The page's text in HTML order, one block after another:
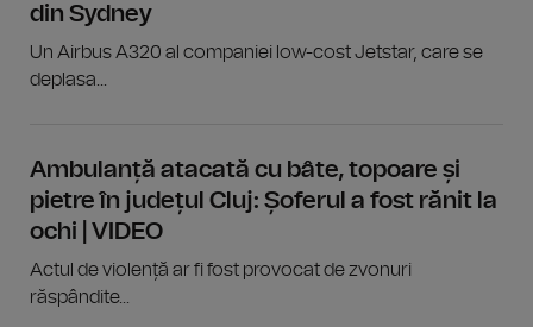
din Sydney
Un Airbus A320 al companiei low-cost Jetstar, care se
deplasa...
Ambulanță atacată cu bâte, topoare și
pietre în județul Cluj: Șoferul a fost rănit la
ochi | VIDEO
Actul de violență ar fi fost provocat de zvonuri
răspândite...